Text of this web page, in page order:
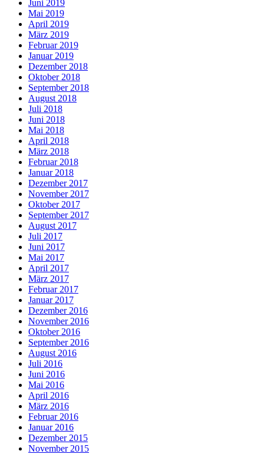
Juni 2019
Mai 2019
April 2019
März 2019
Februar 2019
Januar 2019
Dezember 2018
Oktober 2018
September 2018
August 2018
Juli 2018
Juni 2018
Mai 2018
April 2018
März 2018
Februar 2018
Januar 2018
Dezember 2017
November 2017
Oktober 2017
September 2017
August 2017
Juli 2017
Juni 2017
Mai 2017
April 2017
März 2017
Februar 2017
Januar 2017
Dezember 2016
November 2016
Oktober 2016
September 2016
August 2016
Juli 2016
Juni 2016
Mai 2016
April 2016
März 2016
Februar 2016
Januar 2016
Dezember 2015
November 2015